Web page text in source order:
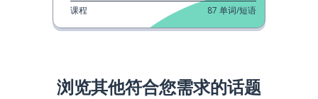
课程 87 单词/短语
浏览其他符合您需求的话题